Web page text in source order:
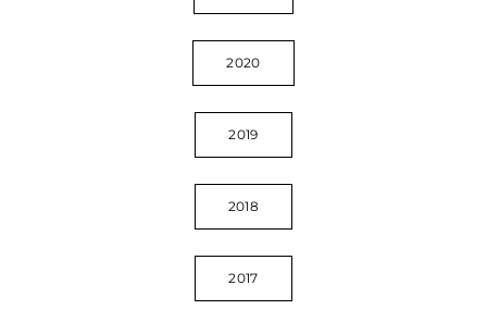
2020
2019
2018
2017